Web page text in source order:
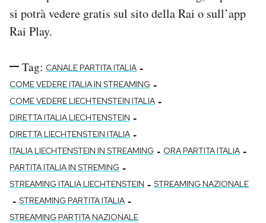
si potrà vedere gratis sul sito della Rai o sull’app
Rai Play.
Tag: CANALE PARTITA ITALIA -
COME VEDERE ITALIA IN STREAMING -
COME VEDERE LIECHTENSTEIN ITALIA -
DIRETTA ITALIA LIECHTENSTEIN -
DIRETTA LIECHTENSTEIN ITALIA -
ITALIA LIECHTENSTEIN IN STREAMING - ORA PARTITA ITALIA -
PARTITA ITALIA IN STREMING -
STREAMING ITALIA LIECHTENSTEIN - STREAMING NAZIONALE
- STREAMING PARTITA ITALIA -
STREAMING PARTITA NAZIONALE